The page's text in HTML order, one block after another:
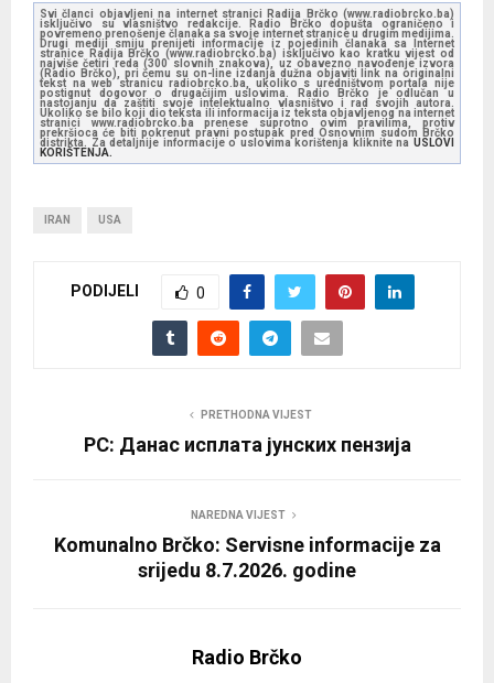
Svi članci objavljeni na internet stranici Radija Brčko (www.radiobrcko.ba)
isključivo su vlasništvo redakcije. Radio Brčko dopušta ograničeno i
povremeno prenošenje članaka sa svoje internet stranice u drugim medijima.
Drugi mediji smiju prenijeti informacije iz pojedinih članaka sa Internet
stranice Radija Brčko (www.radiobrcko.ba) isključivo kao kratku vijest od
najviše četiri reda (300 slovnih znakova), uz obavezno navođenje izvora
(Radio Brčko), pri čemu su on-line izdanja dužna objaviti link na originalni
tekst na web stranicu radiobrcko.ba, ukoliko s uredništvom portala nije
postignut dogovor o drugačijim uslovima. Radio Brčko je odlučan u
nastojanju da zaštiti svoje intelektualno vlasništvo i rad svojih autora.
Ukoliko se bilo koji dio teksta ili informacija iz teksta objavljenog na internet
stranici www.radiobrcko.ba prenese suprotno ovim pravilima, protiv
prekršioca će biti pokrenut pravni postupak pred Osnovnim sudom Brčko
distrikta. Za detaljnije informacije o uslovima korištenja kliknite na USLOVI
KORIŠTENJA.
IRAN USA
PODIJELI 0
PRETHODNA VIJEST
РС: Данас исплата јунских пензија
NAREDNA VIJEST
Komunalno Brčko: Servisne informacije za
srijedu 8.7.2026. godine
Radio Brčko